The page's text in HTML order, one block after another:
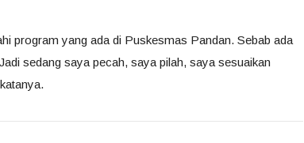
program yang ada di Puskesmas Pandan. Sebab ada
sedang saya pecah, saya pilah, saya sesuaikan